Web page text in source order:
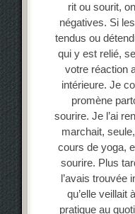
rit ou sourit,
négatives. Si
tendus ou
qui y est relié,
votre réaction
intérieure. Je
promène
sourire. Je l’ai
marchait,
cours de yoga,
sourire. Plus
l’avais trouvée
qu’elle veillait
pratique au